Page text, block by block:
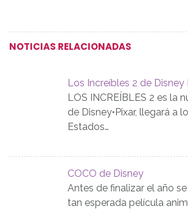
NOTICIAS RELACIONADAS
Los Increíbles 2 de Disney
LOS INCREÍBLES 2 es la
de Disney•Pixar, llegará a
Estados…
COCO de Disney
Antes de finalizar el año
tan esperada película